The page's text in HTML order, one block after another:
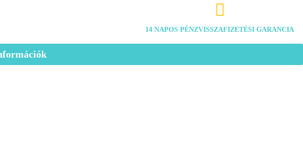

14 NAPOS PÉNZVISSZAFIZETÉSI GARANCIA